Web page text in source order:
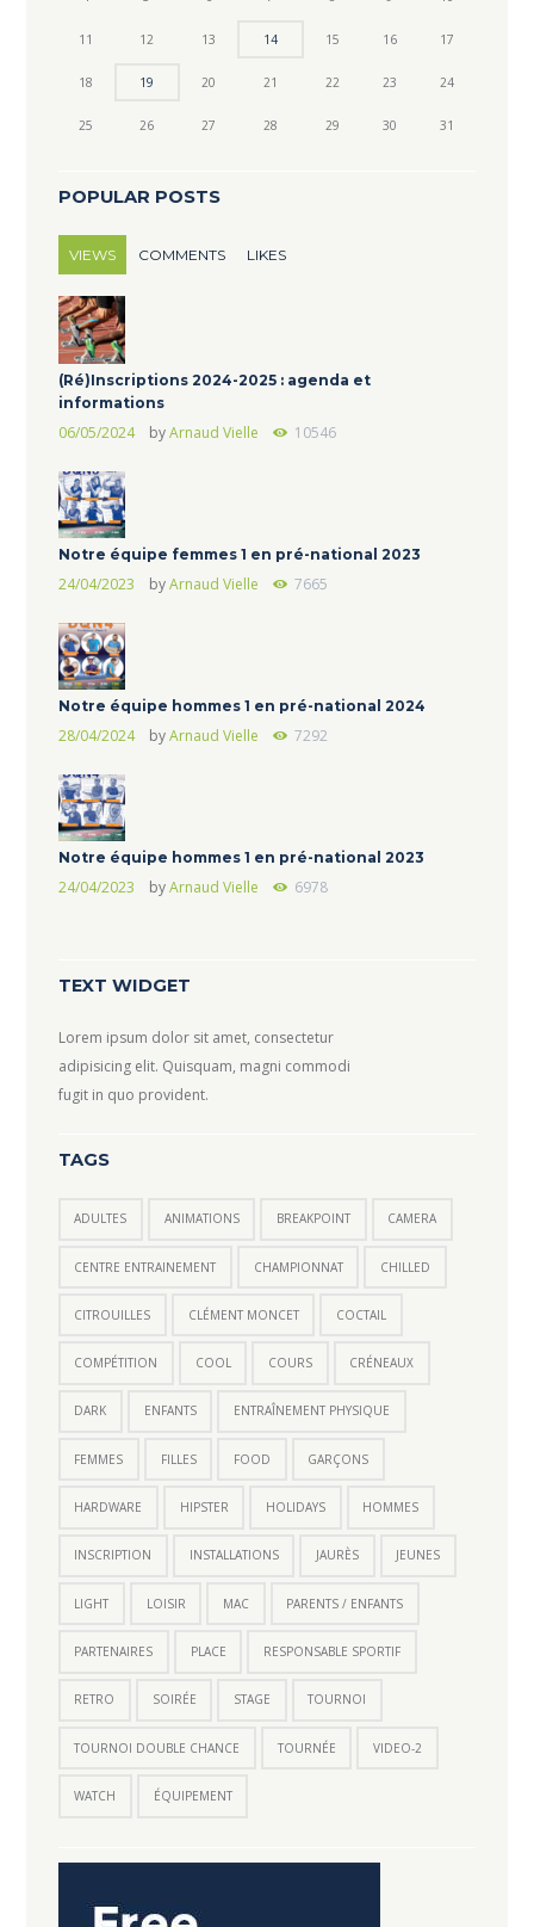
11 12 13 14 15 16 17
18 19 20 21 22 23 24
25 26 27 28 29 30 31
POPULAR POSTS
VIEWS COMMENTS LIKES
(Ré)Inscriptions 2024-2025 : agenda et
informations
06/05/2024 byArnaud Vielle 10546
Notre équipe femmes 1 en pré-national 2023
24/04/2023 byArnaud Vielle 7665
Notre équipe hommes 1 en pré-national 2024
28/04/2024 byArnaud Vielle 7292
Notre équipe hommes 1 en pré-national 2023
24/04/2023 byArnaud Vielle 6978
TEXT WIDGET
Lorem ipsum dolor sit amet, consectetur
adipisicing elit. Quisquam, magni commodi
fugit in quo provident.
TAGS
ADULTES ANIMATIONS BREAKPOINT CAMERA
CENTRE ENTRAINEMENT CHAMPIONNAT CHILLED
CITROUILLES CLÉMENT MONCET COCTAIL
COMPÉTITION COOL COURS CRÉNEAUX
DARK ENFANTS ENTRAÎNEMENT PHYSIQUE
FEMMES FILLES FOOD GARÇONS
HARDWARE HIPSTER HOLIDAYS HOMMES
INSCRIPTION INSTALLATIONS JAURÈS JEUNES
LIGHT LOISIR MAC PARENTS / ENFANTS
PARTENAIRES PLACE RESPONSABLE SPORTIF
RETRO SOIRÉE STAGE TOURNOI
TOURNOI DOUBLE CHANCE TOURNÉE VIDEO-2
WATCH ÉQUIPEMENT